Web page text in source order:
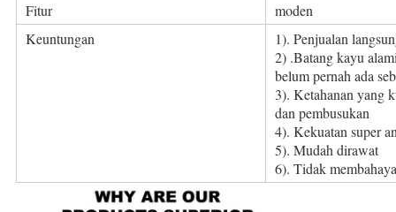
Fitur
moden
Keuntungan
1). Penjualan
2) .Batang kayu
belum pernah ada
3). Ketahanan yang
dan pembusukan
4). Kekuatan super
5). Mudah dirawat
6). Tidak